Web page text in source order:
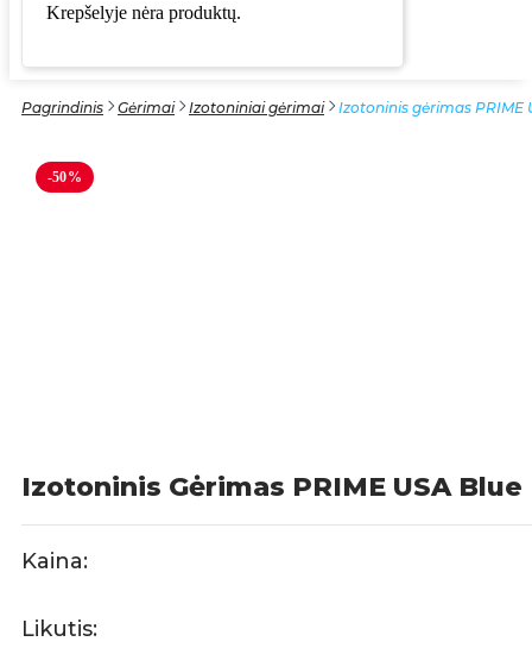
Krepšelyje nėra produktų.
Pagrindinis Gėrimai Izotoniniai gėrimai Izotoninis gėrimas PRIME
-50%
Izotoninis Gėrimas PRIME USA
Kaina:
Likutis: